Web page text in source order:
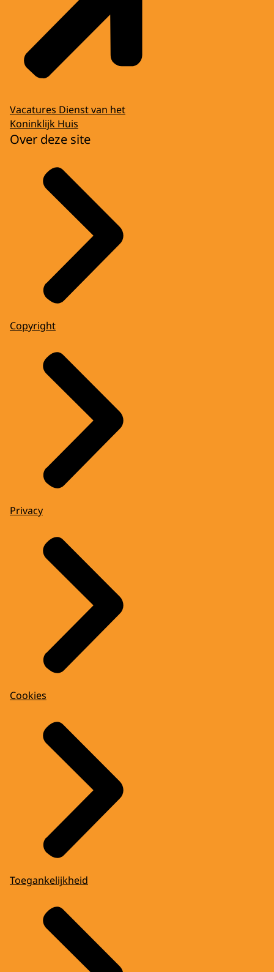
Vacatures Dienst van het
Koninklijk Huis
Over deze site
Copyright
Privacy
Cookies
Toegankelijkheid